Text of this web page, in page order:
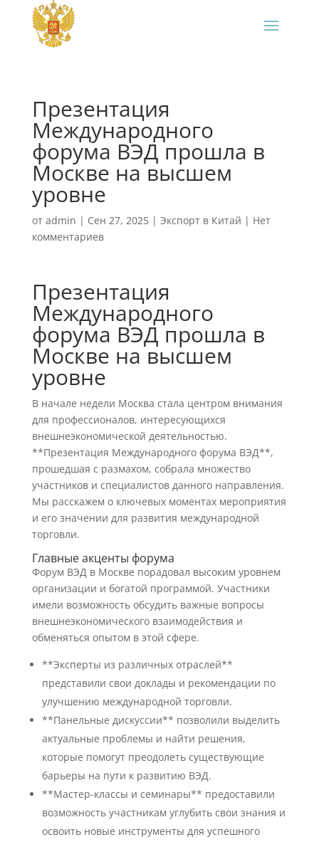
Презентация
Международного
форума ВЭД прошла в
Москве на высшем
уровне
от admin | Сен 27, 2025| Экспорт в Китай | Нет
комментариев
Презентация
Международного
форума ВЭД прошла в
Москве на высшем
уровне
В начале недели Москва стала центром внимания
для профессионалов, интересующихся
внешнеэкономической деятельностью.
**Презентация Международного форума ВЭД**,
прошедшая с размахом, собрала множество
участников и специалистов данного направления.
Мы расскажем о ключевых моментах мероприятия
и его значении для развития международной
торговли.
Главные акценты форума
Форум ВЭД в Москве порадовал высоким уровнем
организации и богатой программой. Участники
имели возможность обсудить важные вопросы
внешнеэкономического взаимодействия и
обменяться опытом в этой сфере.
**Эксперты из различных отраслей**
представили свои доклады и рекомендации по
улучшению международной торговли.
**Панельные дискуссии** позволили выделить
актуальные проблемы и найти решения,
которые помогут преодолеть существующие
барьеры на пути к развитию ВЭД.
**Мастер-классы и семинары** предоставили
возможность участникам углубить свои знания и
освоить новые инструменты для успешного